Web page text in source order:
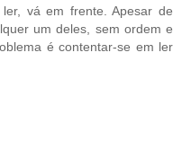
vá em frente. Apesar de
um deles, sem ordem e
é contentar-se em ler